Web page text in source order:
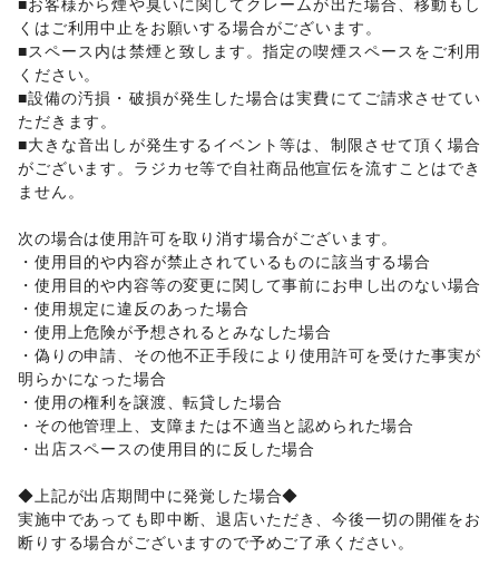
ヘアサロン・ネイルサロン/マッサージ・整体
エステ・美容サービス
健康食品・サプリメント/
女性用品・フェムテック
/その他美容・健康
エンタメ・ガジェット
PC・スマートフォン スマホアクセサリー/ガジェット /
ゲーム/アニメ/コミック・マンガ/アイドル・芸能人/
おもちゃ・ホビー/楽器・音楽機材/CD・DVD・本・雑誌 /
Webメディア・アプリ
音楽・ライブ/演劇/ 占い /公営競技・宝くじ
/
その他エンタメ・ガジェット
アート・デザイン
絵画・書/写真・イラストレーション/ 立体作品・彫刻/
その他アート・デザイン
レジャー・スポーツ
旅行・レジャー/キャンプ・アウトドア/野球/サッカー/
バスケットボール
車・バイク・モビリティ
車/バイク・オートバイ/自転車・ロードバイク/
マイクロモビリティ/その他車・バイク・モビリティ
地方公共団体・行政・政府 / 外国団体・大使館
/NPO・ボランティア活動/ その他NPO・公共団体
ビジネス・オフィス
法人向けサービス/オフィス家具・OA機器 /
くはご利用中止をお願いする場合がございます。
■スペース内は禁煙と致します。指定の喫煙スペースをご利用
ください。
■設備の汚損・破損が発生した場合は実費にてご請求させてい
ただきます。
■大きな音出しが発生するイベント等は、制限させて頂く場合
がございます。ラジカセ等で自社商品他宣伝を流すことはでき
ません。
次の場合は使用許可を取り消す場合がございます。
・使用目的や内容が禁止されているものに該当する場合
・使用目的や内容等の変更に関して事前にお申し出のない場合
・使用規定に違反のあった場合
・使用上危険が予想されるとみなした場合
・偽りの申請、その他不正手段により使用許可を受けた事実が
明らかになった場合
・使用の権利を譲渡、転貸した場合
・その他管理上、支障または不適当と認められた場合
・出店スペースの使用目的に反した場合
◆上記が出店期間中に発覚した場合◆
実施中であっても即中断、退店いただき、今後一切の開催をお
断りする場合がございますので予めご了承ください。